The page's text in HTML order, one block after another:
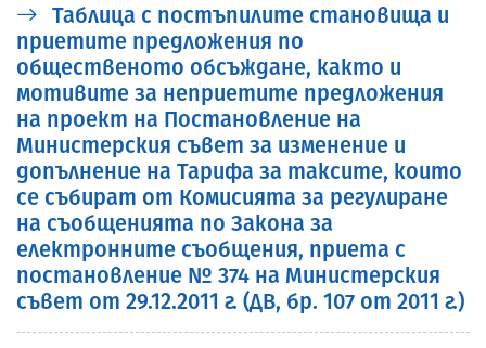
Таблица с постъпилите становища и
приетите предложения по
общественото обсъждане, както и
мотивите за неприетите предложения
на проект на Постановление на
Министерския съвет за изменение и
допълнение на Тарифа за таксите, които
се събират от Комисията за регулиране
на съобщенията по Закона за
електронните съобщения, приета с
постановление № 374 на Министерския
съвет от 29.12.2011 г. (ДВ, бр. 107 от 2011 г.)